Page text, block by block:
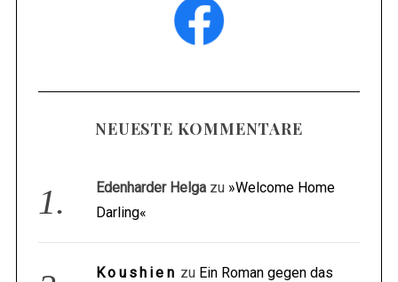
NEUESTE KOMMENTARE
Edenharder Helga zu »Welcome Home
Darling«
Koushien zu Ein Roman gegen das